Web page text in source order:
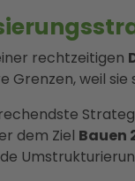
rechtzeitigen
Grenzen, weil
dem Ziel Bauen